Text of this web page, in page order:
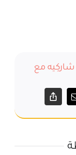
شاركِيه مع